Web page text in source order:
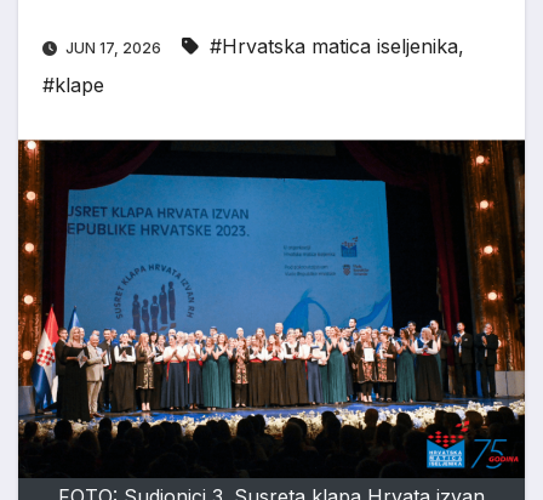
JUN 17, 2026 #Hrvatska matica iseljenika,
#klape